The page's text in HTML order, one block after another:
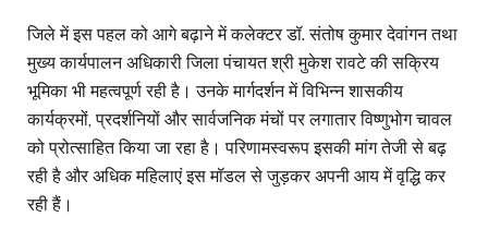
जिले में इस पहल को आगे बढ़ाने में कलेक्टर डॉ. संतोष कुमार देवांगन तथा
मुख्य कार्यपालन अधिकारी जिला पंचायत श्री मुकेश रावटे की सक्रिय
भूमिका भी महत्वपूर्ण रही है। उनके मार्गदर्शन में विभिन्न शासकीय
कार्यक्रमों, प्रदर्शनियों और सार्वजनिक मंचों पर लगातार विष्णुभोग चावल
को प्रोत्साहित किया जा रहा है। परिणामस्वरूप इसकी मांग तेजी से बढ़
रही है और अधिक महिलाएं इस मॉडल से जुड़कर अपनी आय में वृद्धि कर
रही हैं।